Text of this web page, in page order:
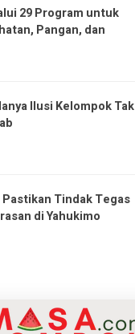
29 Program untuk
Pangan, dan
Ilusi Kelompok Tak
Tindak Tegas
di Yahukimo